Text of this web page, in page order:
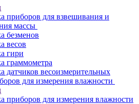
приборов для взвешивания и
массы
безменов
весов
гири
граммометра
датчиков весоизмерительных
для измерения влажности
приборов для измерения влажности